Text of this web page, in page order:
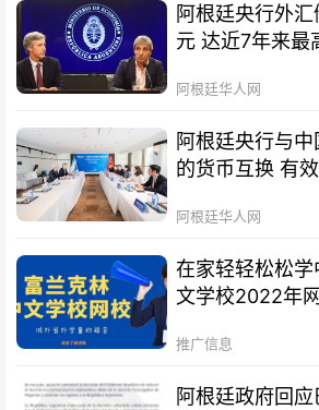
阿根廷央行外
元 达近7年来最
阿根廷华人网
阿根廷央行与
的货币互换 有
阿根廷华人网
在家轻轻松松
文学校2022年
推广信息
阿根廷政府回